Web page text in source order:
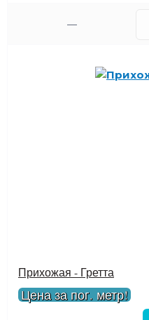
Прихожая - Гретта
Цена за пог. метр!